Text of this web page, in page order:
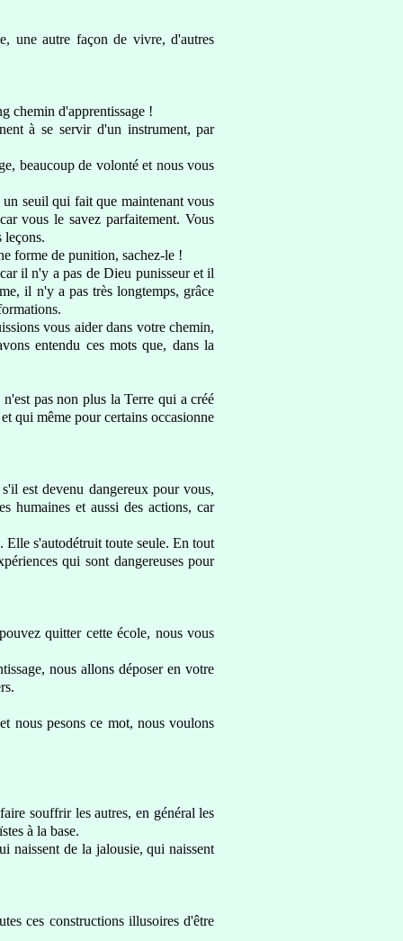
une autre façon de vivre, d'autres
chemin d'apprentissage !
à se servir d'un instrument, par
, beaucoup de volonté et nous vous
un seuil qui fait que maintenant vous
vous le savez parfaitement. Vous
leçons.
forme de punition, sachez-le !
car iln'y a pas de Dieu punisseuret il
il n'y a pas très longtemps, grâce
.
vous aider dans votre chemin,
entendu ces mots que, dans la
pas non plus la Terre qui a créé
qui même pour certainsoccasionne
est devenu dangereux pour vous,
humaines et aussi des actions, car
s'autodétruit toute seule. En tout
s qui sont dangereuses pour
quitter cette école, nous vous
nous allons déposer en votre
nous pesons ce mot, nous voulons
souffrir les autres, en général les
à la base.
naissent de la jalousie, qui naissent
ces constructionsillusoires d'être